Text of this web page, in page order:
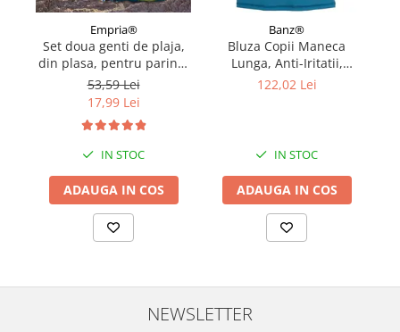
Empria®
Set doua genti de plaja,
din plasa, pentru parinte
si copil
53,59 Lei
17,99 Lei
IN STOC
ADAUGA IN COS
Banz®
Bluza Copii Maneca
Lunga, Anti-Iritatii,
Protectie Soare UPF50+,
122,02 Lei
IN STOC
ADAUGA IN COS
NEWSLETTER